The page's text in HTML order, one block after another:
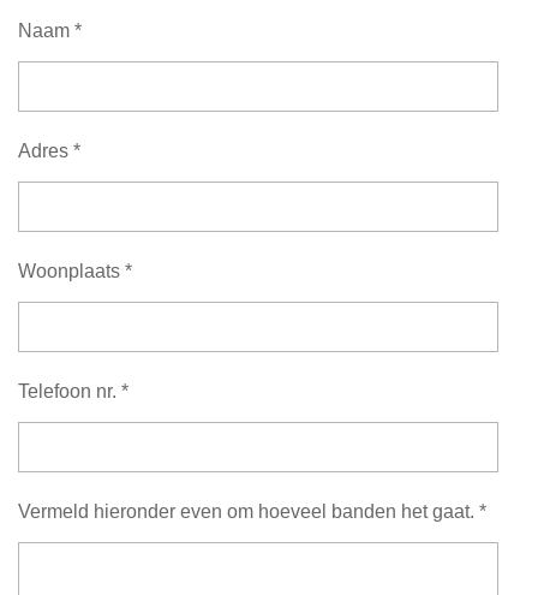
Naam *
Adres *
Woonplaats *
Telefoon nr. *
Vermeld hieronder even om hoeveel banden het gaat. *